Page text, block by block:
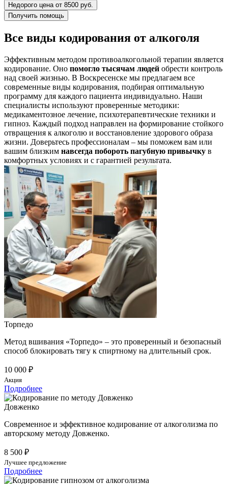
Недорого цена от 8500 руб.
Получить помощь
Все виды кодирования от алкоголя
Эффективным методом противоалкогольной терапии является
кодирование. Оно помогло тысячам людей обрести контроль
над своей жизнью. В Воскресенске мы предлагаем все
современные виды кодирования, подбирая оптимальную
программу для каждого пациента индивидуально. Наши
специалисты используют проверенные методики:
медикаментозное лечение, психотерапевтические техники и
гипноз. Каждый подход направлен на формирование стойкого
отвращения к алкоголю и восстановление здорового образа
жизни. Доверьтесь профессионалам – мы поможем вам или
вашим близким навсегда побороть пагубную привычку в
комфортных условиях и с гарантией результата.
Торпедо
Метод вшивания «Торпедо» – это проверенный и безопасный
способ блокировать тягу к спиртному на длительный срок.
10 000 ₽
Акция
Подробнее
Довженко
Современное и эффективное кодирование от алкоголизма по
авторскому методу Довженко.
8 500 ₽
Лучшее предложение
Подробнее